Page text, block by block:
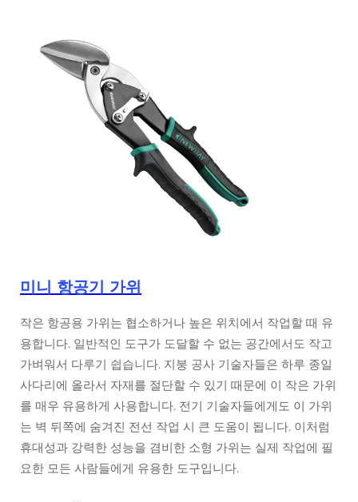
미니 항공기 가위
작은 항공용 가위는 협소하거나 높은 위치에서 작업할 때 유
용합니다. 일반적인 도구가 도달할 수 없는 공간에서도 작고
가벼워서 다루기 쉽습니다. 지붕 공사 기술자들은 하루 종일
사다리에 올라서 자재를 절단할 수 있기 때문에 이 작은 가위
를 매우 유용하게 사용합니다. 전기 기술자들에게도 이 가위
는 벽 뒤쪽에 숨겨진 전선 작업 시 큰 도움이 됩니다. 이처럼
휴대성과 강력한 성능을 겸비한 소형 가위는 실제 작업에 필
요한 모든 사람들에게 유용한 도구입니다.